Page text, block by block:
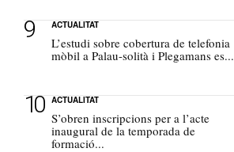
ACTUALITAT
L’estudi sobre cobertura de telefonia
mòbil a Palau-solità i Plegamans es...
ACTUALITAT
S’obren inscripcions per a l’acte
inaugural de la temporada de
formació...